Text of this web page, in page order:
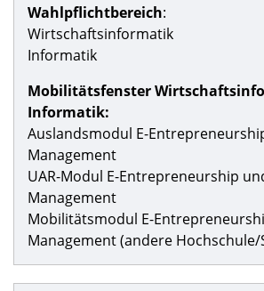
Wahlpflichtbereich:
Wirtschaftsinformatik
Informatik
Mobilitätsfenster
Informatik:
Auslandsmodul E-
Management
UAR-Modul E-Entrepreneurship
Management
Mobilitätsmodul E-
Management (andere